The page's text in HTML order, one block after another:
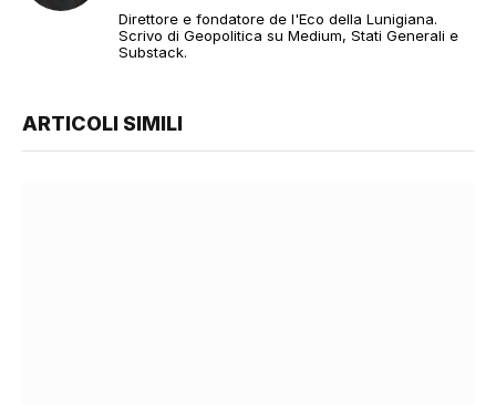
Direttore e fondatore de l'Eco della Lunigiana.
Scrivo di Geopolitica su Medium, Stati Generali e
Substack.
ARTICOLI SIMILI